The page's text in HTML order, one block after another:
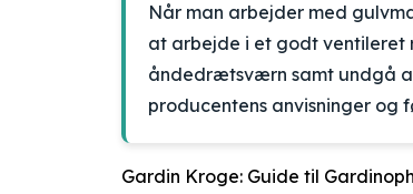
Når man arbejder med
at arbejde i et godt ventileret
åndedrætsværn samt undgå
producentens anvisninger og
Gardin Kroge: Guide til